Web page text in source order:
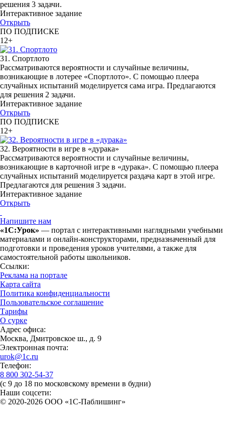
решения 3 задачи.
Интерактивное задание
Открыть
ПО ПОДПИСКЕ
12+
31. Спортлото
Рассматриваются вероятности и случайные величины,
возникающие в лотерее «Спортлото». С помощью плеера
случайных испытаний моделируется сама игра. Предлагаются
для решения 2 задачи.
Интерактивное задание
Открыть
ПО ПОДПИСКЕ
12+
32. Вероятности в игре в «дурака»
Рассматриваются вероятности и случайные величины,
возникающие в карточной игре в «дурака». С помощью плеера
случайных испытаний моделируется раздача карт в этой игре.
Предлагаются для решения 3 задачи.
Интерактивное задание
Открыть
Напишите нам
«1С:Урок» — портал с интерактивными наглядными учебными
материалами и онлайн-конструкторами, предназначенный для
подготовки и проведения уроков учителями, а также для
самостоятельной работы школьников.
Ссылки:
Реклама на портале
Карта сайта
Политика конфиденциальности
Пользовательское соглашение
Тарифы
О сурке
Адрес офиса:
Москва, Дмитровское ш., д. 9
Электронная почта:
urok@1c.ru
Телефон:
8 800 302-54-37
(с 9 до 18 по московскому времени в будни)
Наши соцсети:
© 2020-2026 OOO «1С-Паблишинг»